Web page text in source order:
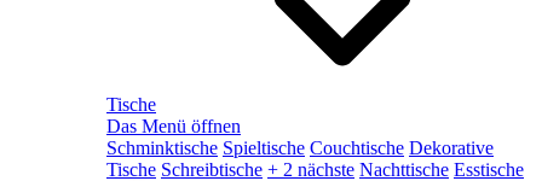
Tische
Das Menü öffnen
Schminktische Spieltische Couchtische Dekorative
Tische Schreibtische + 2 nächste Nachttische Esstische